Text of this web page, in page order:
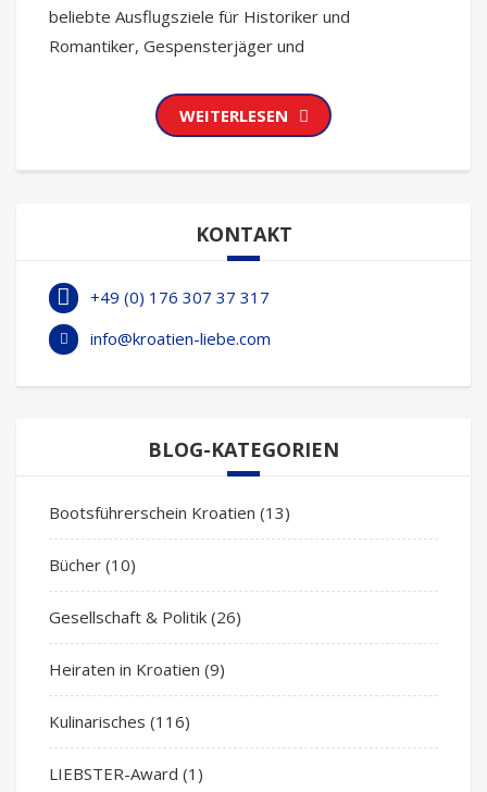
beliebte Ausflugsziele für Historiker und
Romantiker, Gespensterjäger und
WEITERLESEN
KONTAKT
+49 (0) 176 307 37 317
info@kroatien-liebe.com
BLOG-KATEGORIEN
Bootsführerschein Kroatien (13)
Bücher (10)
Gesellschaft & Politik (26)
Heiraten in Kroatien (9)
Kulinarisches (116)
LIEBSTER-Award (1)